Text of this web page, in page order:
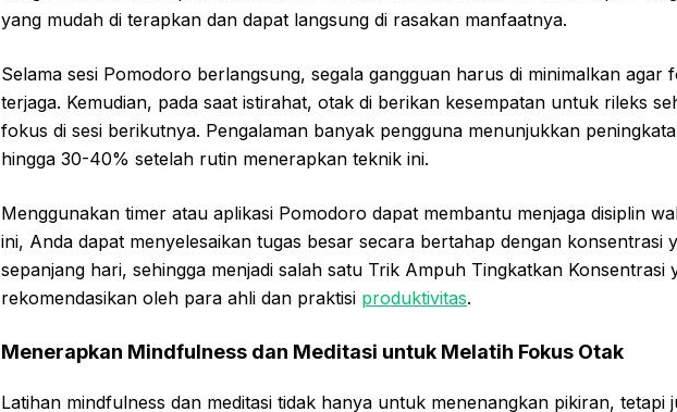
yang mudah di terapkan dan dapat langsung di rasakan manfaatnya.
Selama sesi Pomodoro berlangsung, segala gangguan harus di minimalkan agar
terjaga. Kemudian, pada saat istirahat, otak di berikan kesempatan untuk rileks
fokus di sesi berikutnya. Pengalaman banyak pengguna menunjukkan
hingga 30-40% setelah rutin menerapkan teknik ini.
Menggunakan timer atau aplikasi Pomodoro dapat membantu menjaga disiplin
ini, Anda dapat menyelesaikan tugas besar secara bertahap dengan konsentrasi
sepanjang hari, sehingga menjadi salah satu Trik Ampuh Tingkatkan Konsentrasi
rekomendasikan oleh para ahli dan praktisi produktivitas.
Menerapkan Mindfulness dan Meditasi untuk Melatih Fokus Otak
Latihan mindfulness dan meditasi tidak hanya untuk menenangkan pikiran, tetapi